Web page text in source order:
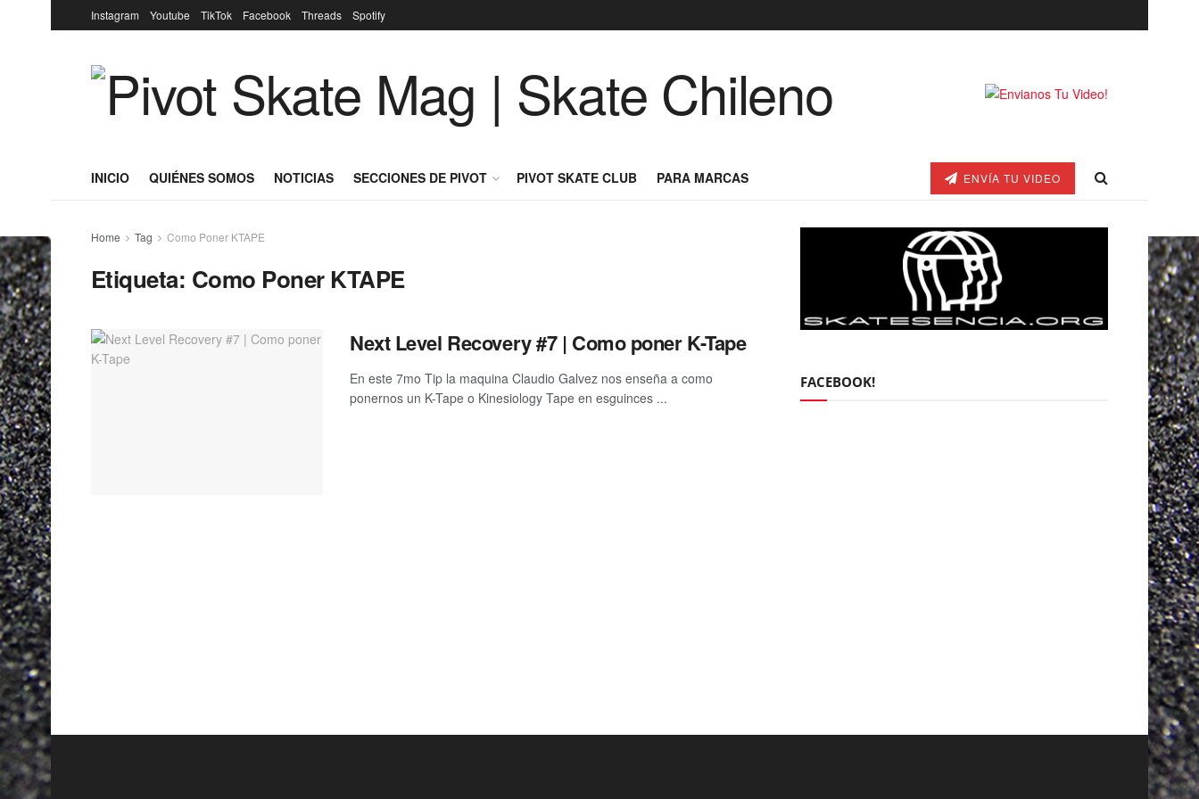
Instagram Youtube TikTok Facebook Threads Spotify
INICIO QUIÉNES SOMOS NOTICIAS SECCIONES DE PIVOT PIVOT SKATE CLUB PARA MARCAS ENVÍA TU VIDEO
Home Tag Como Poner KTAPE
Etiqueta: Como Poner KTAPE
Next Level Recovery #7 | Como poner K-Tape
En este 7mo Tip la maquina Claudio Galvez nos enseña a como
ponernos un K-Tape o Kinesiology Tape en esguinces ...
FACEBOOK!